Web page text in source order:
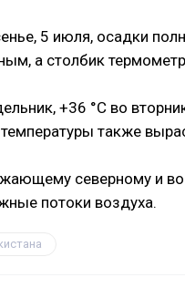
5 июля, осадки
а столбик
+36 °C во
также
северному и
потоки воздуха.